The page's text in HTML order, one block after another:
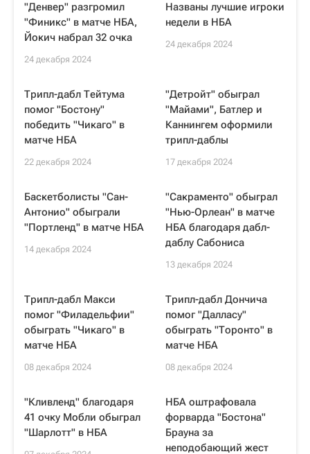
"Денвер" разгромил
"Финикс" в матче НБА,
Йокич набрал 32 очка
24 декабря 2024
Названы лучшие игроки
недели в НБА
24 декабря 2024
Трипл-дабл Тейтума
помог "Бостону"
победить "Чикаго" в
матче НБА
22 декабря 2024
"Детройт" обыграл
"Майами", Батлер и
Каннингем оформили
трипл-даблы
17 декабря 2024
Баскетболисты "Сан-
Антонио" обыграли
"Портленд" в матче НБА
14 декабря 2024
"Сакраменто" обыграл
"Нью-Орлеан" в матче
НБА благодаря дабл-
даблу Сабониса
13 декабря 2024
Трипл-дабл Макси
помог "Филадельфии"
обыграть "Чикаго" в
матче НБА
08 декабря 2024
Трипл-дабл Дончича
помог "Далласу"
обыграть "Торонто" в
матче НБА
08 декабря 2024
"Кливленд" благодаря
41 очку Мобли обыграл
"Шарлотт" в НБА
НБА оштрафовала
форварда "Бостона"
Брауна за
неподобающий жест